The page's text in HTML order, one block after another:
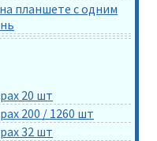
планшете с одним
20 шт
200 / 1260 шт
32 шт